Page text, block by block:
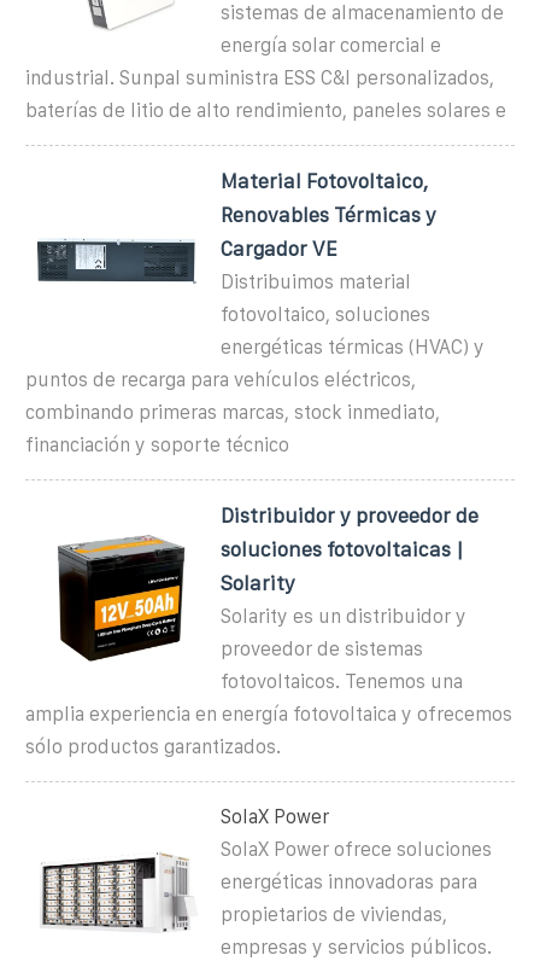
sistemas de almacenamiento de
energía solar comercial e
industrial. Sunpal suministra ESS C&I personalizados,
baterías de litio de alto rendimiento, paneles solares e
Material Fotovoltaico,
Renovables Térmicas y
Cargador VE
Distribuimos material
fotovoltaico, soluciones
energéticas térmicas (HVAC) y
puntos de recarga para vehículos eléctricos,
combinando primeras marcas, stock inmediato,
financiación y soporte técnico
Distribuidor y proveedor de
soluciones fotovoltaicas |
Solarity
Solarity es un distribuidor y
proveedor de sistemas
fotovoltaicos. Tenemos una
amplia experiencia en energía fotovoltaica y ofrecemos
sólo productos garantizados.
SolaX Power
SolaX Power ofrece soluciones
energéticas innovadoras para
propietarios de viviendas,
empresas y servicios públicos.